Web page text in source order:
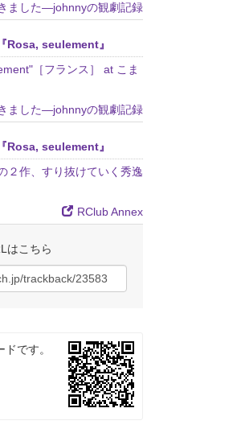
ました―johnnyの観劇記録
Rosa, seulement』
［フランス］ at こま
ました―johnnyの観劇記録
Rosa, seulement』
２作、すり抜けていく秀逸
RClub Annex
はこちら
です。